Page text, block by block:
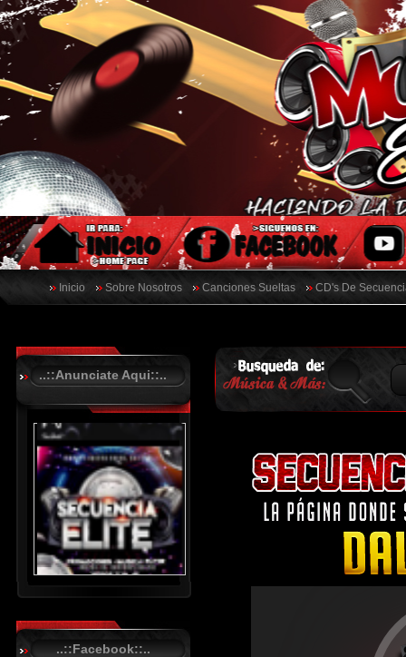
Inicio Sobre Nosotros Canciones Sueltas CD's De
..::Anunciate Aqui::..
..::Facebook::..